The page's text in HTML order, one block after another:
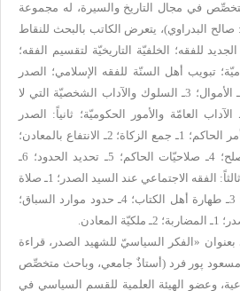
في مجال التاريخ والسيرة، له مجموعة
صالح البدراوي)، يتعرض الكاتب بالبحث للنقاط
للفقه؛ الخلفيّة التاريخيّة لتقسيم الفقه؛
تبويب أهل السنّة للفقه الإسلامي؛ الصدر
وتبويب الفقه: 1ـ العبادات؛ 2ـ الأموال؛ 3ـ السلوك والآداب الشخصيّة التي لا
بالعبادات والأموال؛ 4ـ الآداب العامّة والأمور الحكوميّة؛ ثانياً: الصدر
والفقه السياسي؛ دائرة نفاذ أمر الحاكم؛ 1ـ جمع الزكاة؛ 2ـ الانتفاع بالمعادن؛
3ـ الحمل على الطلاق أو الصلح؛ 4ـ صلاحيّات الحاكم؛ 5ـ تحديد الحدود؛ 6ـ
الصلاحيّات التشريعية للحاكم؛ ثالثاً: الفقه الاجتماعي عند السيد الصدر؛ 1ـ صلاة
الجمعة؛ 2ـ الشأن الاجتماعيّ؛ 3ـ طهارة أهل الكتاب؛ 4ـ حدود موارد السباق؛
«الفكر السياسيّ للشهيد الصدر ، قراءة
مسعود پور فرد (أستاذٌ جامعي، وباحث متخصِّص
وعضو الهيئة العلمية للقسم السياسي في